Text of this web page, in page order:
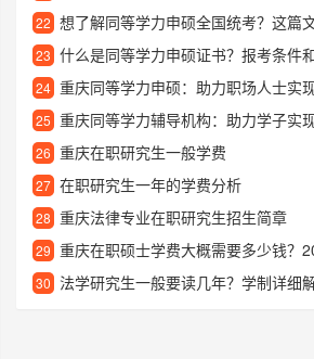
22 想了解同等学力申硕全国统考？这篇文章
23 什么是同等学力申硕证书？报考条件
24 重庆同等学力申硕：助力职场人士实
25 重庆同等学力辅导机构：助力学子实
26 重庆在职研究生一般学费
27 在职研究生一年的学费分析
28 重庆法律专业在职研究生招生简章
29 重庆在职硕士学费大概需要多少钱？2024年最
30 法学研究生一般要读几年？学制详细